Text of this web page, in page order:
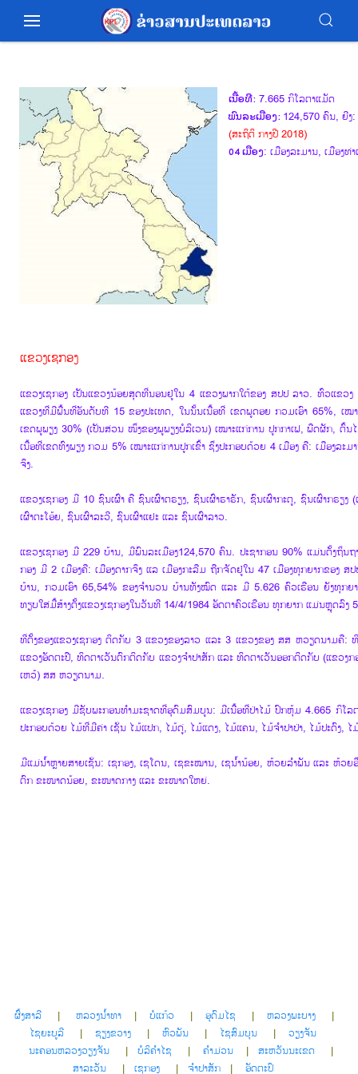
ເນື້ອທີ: 7.665 ກິໂລຕາແມັດ
ພົນລະເມືອງ: 124,570 ຄົນ, ຍີ
(ສະຖິຕິ ກາງປີ 2018)
04 ເມືອງ: ເມືອງລະມານ, ເມືອງທ່
ແຂວງເຊກອງ
ແຂວງເຊກອງ ເປັນແຂວງນ້ອຍສຸດທີ່ນອນຢູ່ໃນ 4 ແຂວງພາກໃຕ້ຂອງ ສປປ ລາວ. ທົ່ວແຂ
ແຂວງທີ່ມີພື້ນທີ່ອັນດັບທີ 15 ຂອງປະເທດ, ໃນນັ້ນເນື້ອທີ່ ເຂດພູດອຍ ກວມເອົາ 65%, ເໝ
ເຂດພູພຽງ 30% (ເປັນສ່ວນ ໜຶ່ງຂອງພູພຽງບໍລິເວນ) ເໝາະແກ່ການ ປູກກາເຟ, ພືດຜັກ, ຕົ້
ເນື້ອທີ່ເຂດທົ່ງພຽງ ກວມ 5% ເໝາະແກ່ການປູກເຂົ້າ ຊຶ່ງປະກອບດ້ວຍ 4 ເມືອງ ຄື: ເມືອງລະມ
ຈຶງ.
ແຂວງເຊກອງ ມີ 10 ຊົນເຜົ່າ ຄື ຊົນເຜົ່າຕຣຽງ, ຊົນເຜົ່າຮາຣັກ, ຊົນເຜົ່າກະຕູ, ຊົນເຜົ່າກຣຽງ
ເຜົ່າຕະໂອ້ຍ, ຊົນເຜົ່າລະວີ, ຊົນເຜົ່າແຢະ ແລະ ຊົນເຜົ່າລາວ.
ແຂວງເຊກອງ ມີ 229 ບ້ານ, ມີພົນລະເມືອງ124,570 ຄົນ. ປະຊາກອນ 90% ແມ່ນຕັ້ງຖິ່ນຖ
ກອງ ມີ 2 ເມືອງຄື: ເມືອງດາກຈຶງ ແລ ເມືອງກະລືມ ຖືກຈັດຢູ່ໃນ 47 ເມືອງທຸກຍາກຂອງ ສ
ບ້ານ, ກວມເອົາ 65,54% ຂອງຈຳນວນ ບ້ານທັງໝົດ ແລະ ມີ 5.626 ຄົວເຮືອນ ຍັງທຸກຍ
ທຽບໃສ່ມື້ສ້າງຕັ້ງແຂວງເຊກອງໃນວັນທີ 14/4/1984 ອັດຕາຄົວເຮືອນ ທຸກຍາກ ແມ່ນຫຼຸດລົງ
ທີ່ຕັ້ງຂອງແຂວງເຊກອງ ຕິດກັບ 3 ແຂວງຂອງລາວ ແລະ 3 ແຂວງຂອງ ສສ ຫວຽດນາມຄື
ແຂວງອັດຕະປື, ທິດຕາເວັນຕົກຕິດກັບ ແຂວງຈຳປາສັກ ແລະ ທິດຕາເວັນອອກຕິດກັບ (ແຂວງ
ເຫວ້) ສສ ຫວຽດນາມ.
ແຂວງເຊກອງ ມີຊັບພະກອນທຳມະຊາດທີ່ອຸດົມສົມບູນ: ມີເນື້ອທີ່ປ່າໄມ້ ປົກຫຸ້ມ 4.665 ກິໂ
ປະກອບດ້ວຍ ໄມ້ທີ່ມີຄ່າ ເຊັ່ນ ໄມ້ແປກ, ໄມ້ດູ່, ໄມ້ແດງ, ໄມ້ແຄນ, ໄມ້ຈຳປາປ່າ, ໄມ້ປະດົງ,
ມີແມ່ນ້ຳຫຼາຍສາຍເຊັ່ນ: ເຊກອງ, ເຊໂດນ, ເຊຂະໝານ, ເຊນ້ຳນ້ອຍ, ຫ້ວຍລຳພັນ ແລະ ຫ້ວຍ
ຕົກ ຂະໜາດນ້ອຍ, ຂະໜາດກາງ ແລະ ຂະໜາດໃຫຍ່.
ຜົ້ງສາລີ | ຫລວງນໍ້າທາ | ບໍແກ້ວ | ອຸດົມໄຊ | ຫລວງພະບາງ |
ໄຊຍະບູລີ| ຊຽງຂວາງ| ຫົວພັນ| ໄຊສົມບຸນ| ວຽງຈັນ
ນະຄອນຫລວງວຽງຈັນ| ບໍລິຄໍາໄຊ | ຄໍາມ່ວນ| ສະຫວັນນະເຂດ |
ສາລະວັນ| ເຊກອງ| ຈໍາປາສັກ| ອັດຕະປຶ